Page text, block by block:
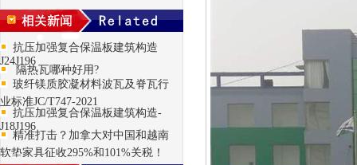
抗压加强复合保温板建筑构造
J24J196
隔热瓦哪种好用?
玻纤镁质胶凝材料波瓦及脊瓦行
业标准JC/T747-2021
抗压加强复合保温板建筑构造-
J18J196
精准打击？加拿大对中国和越南
软垫家具征收295%和101%关税！